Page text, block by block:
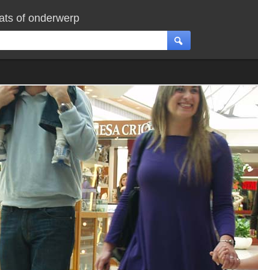
of onderwerp